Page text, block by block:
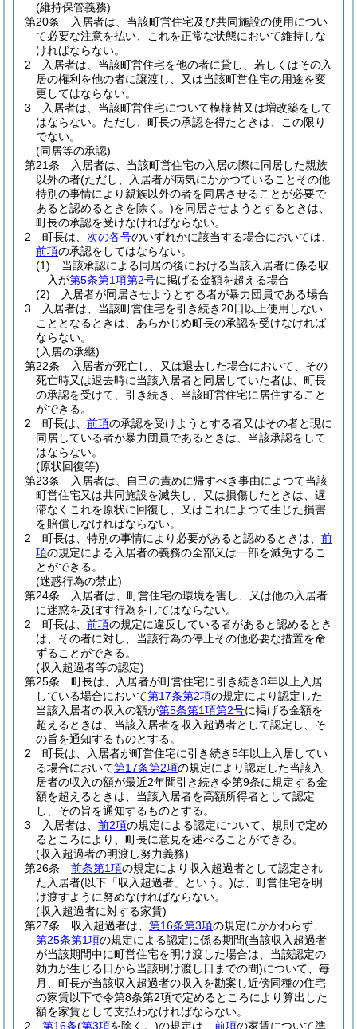
(維持保管義務)
第20条
入居者は、当該町営住宅及び共同施設の使用につい
て必要な注意を払い、これを正常な状態において維持しな
ければならない。
2
入居者は、当該町営住宅を他の者に貸し、若しくはその入
居の権利を他の者に譲渡し、又は当該町営住宅の用途を変
更してはならない。
3
入居者は、当該町営住宅について模様替又は増改築をして
はならない。 ただし、町長の承認を得たときは、この限り
でない。
(同居等の承認)
第21条
入居者は、当該町営住宅の入居の際に同居した親族
以外の者(ただし、入居者が病気にかかつていることその他
特別の事情により親族以外の者を同居させることが必要で
あると認めるときを除く。)を同居させようとするときは、
町長の承認を受けなければならない。
2
町長は、 次の各号のいずれかに該当する場合においては、
前項の承認をしてはならない。
(1)
当該承認による同居の後における当該入居者に係る収
入が第5条第1項第2号に掲げる金額を超える場合
(2)
入居者が同居させようとする者が暴力団員である場合
3
入居者は、当該町営住宅を引き続き20日以上使用しない
こととなるときは、あらかじめ町長の承認を受けなければ
ならない。
(入居の承継)
第22条
入居者が死亡し、又は退去した場合において、その
死亡時又は退去時に当該入居者と同居していた者は、町長
の承認を受けて、引き続き、当該町営住宅に居住すること
ができる。
2
町長は、 前項の承認を受けようとする者又はその者と現に
同居している者が暴力団員であるときは、当該承認をして
はならない。
(原状回復等)
第23条
入居者は、自己の責めに帰すべき事由によつて当該
町営住宅又は共同施設を滅失し、又は損傷したときは、遅
滞なくこれを原状に回復し、又はこれによつて生じた損害
を賠償しなければならない。
2
町長は、特別の事情により必要があると認めるときは、 前
項の規定による入居者の義務の全部又は一部を減免するこ
とができる。
(迷惑行為の禁止)
第24条
入居者は、町営住宅の環境を害し、又は他の入居者
に迷惑を及ぼす行為をしてはならない。
2
町長は、 前項の規定に違反している者があると認めるとき
は、その者に対し、当該行為の停止その他必要な措置を命
ずることができる。
(収入超過者等の認定)
第25条
町長は、入居者が町営住宅に引き続き3年以上入居
している場合において第17条第2項の規定により認定した
当該入居者の収入の額が第5条第1項第2号に掲げる金額を
超えるときは、当該入居者を収入超過者として認定し、そ
の旨を通知するものとする。
2
町長は、入居者が町営住宅に引き続き5年以上入居してい
る場合において第17条第2項の規定により認定した当該入
居者の収入の額が最近2年間引き続き令第9条に規定する金
額を超えるときは、当該入居者を高額所得者として認定
し、その旨を通知するものとする。
3
入居者は、 前2項の規定による認定について、規則で定め
るところにより、町長に意見を述べることができる。
(収入超過者の明渡し努力義務)
第26条
前条第1項の規定により収入超過者として認定され
た入居者(以下「収入超過者」という。)は、町営住宅を明
け渡すように努めなければならない。
(収入超過者に対する家賃)
第27条
収入超過者は、 第16条第3項の規定にかかわらず、
第25条第1項の規定による認定に係る期間(当該収入超過者
が当該期間中に町営住宅を明け渡した場合は、当該認定の
効力が生じる日から当該明け渡し日までの間)について、毎
月、町長が当該収入超過者の収入を勘案し近傍同種の住宅
の家賃以下で令第8条第2項で定めるところにより算出した
額を家賃として支払わなければならない。
2
第16条(第3項を除く。)の規定は、 前項の家賃について準